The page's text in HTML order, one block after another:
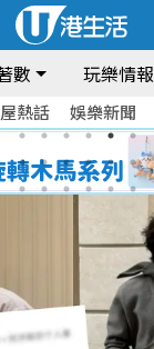
數 玩樂情報
熱話 娛樂新聞